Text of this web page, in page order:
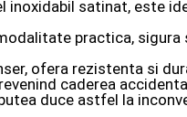
satinat, este
practica, sigura
ofera rezistenta si
caderea
duce astfel la